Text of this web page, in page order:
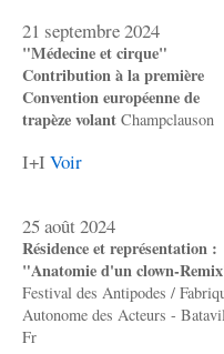
21 septembre 2024
"Médecine et cirque"
Contribution à la première
Convention européenne de
trapèze volant Champclauson
I+I Voir
25 août 2024
Résidence et représentation :
"Anatomie d'un clown-
Festival des Antipodes /
Autonome des Acteurs -
Fr